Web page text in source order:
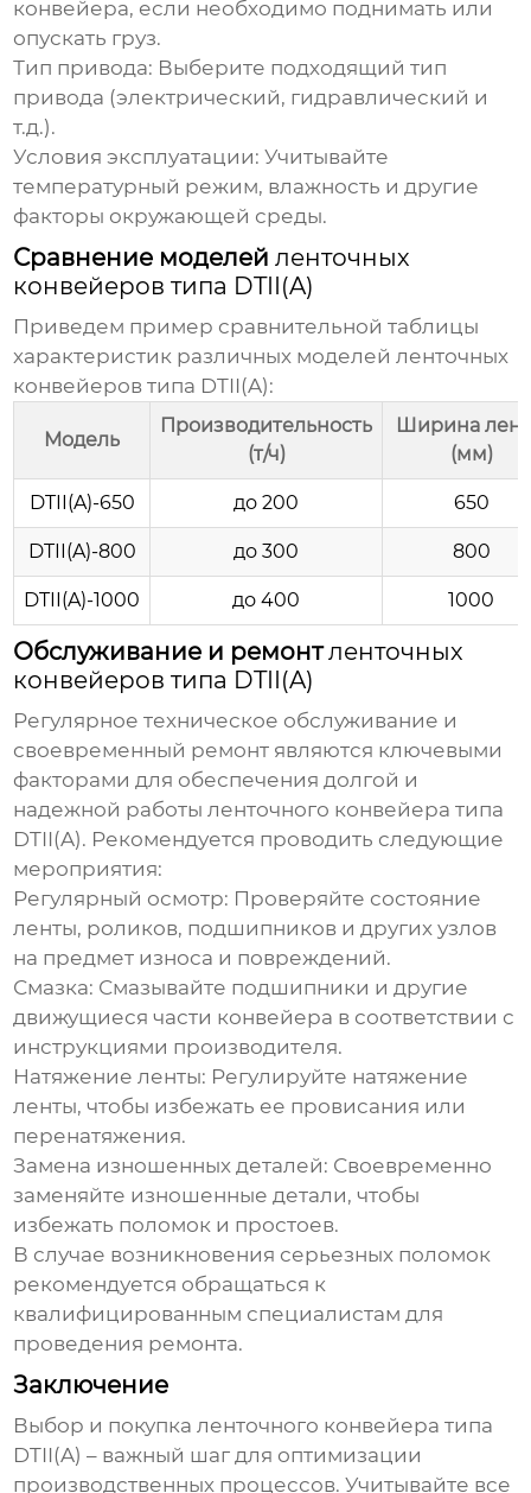
конвейера, если необходимо поднимать или
опускать груз.
Тип привода: Выберите подходящий тип
привода (электрический, гидравлический и
т.д.).
Условия эксплуатации: Учитывайте
температурный режим, влажность и другие
факторы окружающей среды.
Сравнение моделейленточных
конвейеров типа DTII(A)
Приведем пример сравнительной таблицы
характеристик различных моделейленточных
конвейеров типа DTII(A):
Модель
Производительность
(т/ч)
Ширина
(мм)
DTII(A)-650 до 200 650
DTII(A)-800 до 300 800
DTII(A)-1000 до 400 1000
Обслуживание и ремонтленточных
конвейеров типа DTII(A)
Регулярное техническое обслуживание и
своевременный ремонт являются ключевыми
факторами для обеспечения долгой и
надежной работыленточного конвейера типа
DTII(A). Рекомендуется проводить следующие
мероприятия:
Регулярный осмотр: Проверяйте состояние
ленты, роликов, подшипников и других узлов
на предмет износа и повреждений.
Смазка: Смазывайте подшипники и другие
движущиеся части конвейера в соответствии с
инструкциями производителя.
Натяжение ленты: Регулируйте натяжение
ленты, чтобы избежать ее провисания или
перенатяжения.
Замена изношенных деталей: Своевременно
заменяйте изношенные детали, чтобы
избежать поломок и простоев.
В случае возникновения серьезных поломок
рекомендуется обращаться к
квалифицированным специалистам для
проведения ремонта.
Заключение
Выбор и покупкаленточного конвейера типа
DTII(A) – важный шаг для оптимизации
производственных процессов. Учитывайте все